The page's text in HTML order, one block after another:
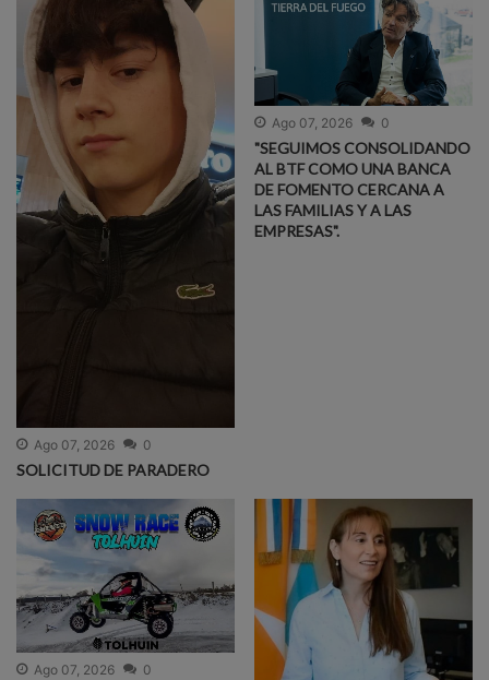
Ago 07, 2026 0
SOLICITUD DE PARADERO
Ago 07, 2026 0
"SEGUIMOS CONSOLIDANDO
AL BTF COMO UNA BANCA
DE FOMENTO CERCANA A
LAS FAMILIAS Y A LAS
EMPRESAS".
Ago 07, 2026 0